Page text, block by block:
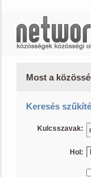
Most a
Keresés
Kulcsszavak:
Hol: